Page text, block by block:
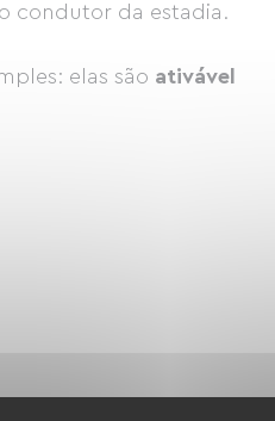
condutor da estadia.
elas são ativável